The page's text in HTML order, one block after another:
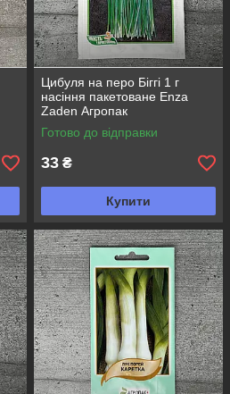
Цибуля на перо Біггі 1 г
насіння пакетоване Enza
Zaden Агропак
Готово до відправки
33 ₴
Купити